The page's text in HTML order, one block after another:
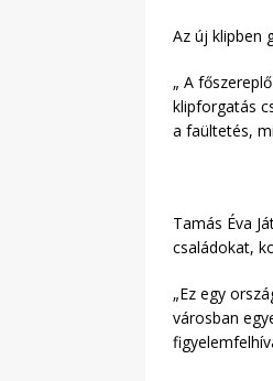
Az új klipben
„ A
klipforgatás
a faültetés,
Tamás Éva
családokat,
„Ez egy
városban